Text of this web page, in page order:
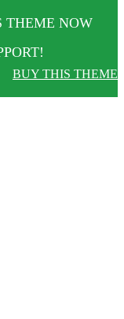
THEME NOW
BUY THIS THEME